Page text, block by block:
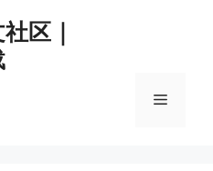
区｜
菜